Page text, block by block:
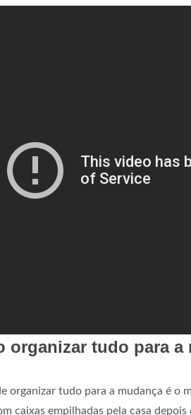
organizar tudo para a
organizar tudo para a mudança é o
caixas empilhadas pela casa